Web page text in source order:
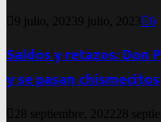
9 julio, 20239 julio, 2023 0
Saldos y retazos: Don
y se pasan chismecitos
28 septiembre, 2022 28